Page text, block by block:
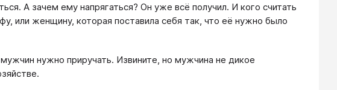
А зачем ему напрягаться? Он уже всё получил. И кого считать
или женщину, которая поставила себя так, что её нужно было
нужно приручать. Извините, но мужчина не дикое